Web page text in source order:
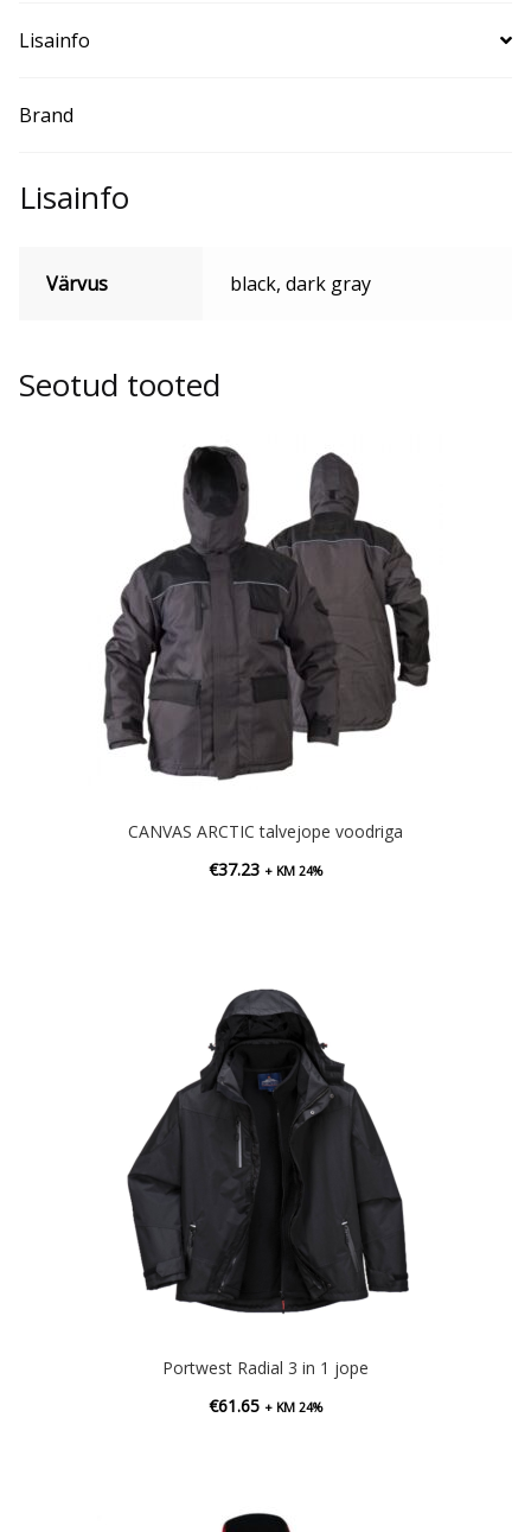
Lisainfo
Brand
Lisainfo
Värvus black, dark gray
Seotud tooted
CANVAS ARCTIC talvejope voodriga
€37.23 + KM 24%
Portwest Radial 3 in 1 jope
€61.65 + KM 24%